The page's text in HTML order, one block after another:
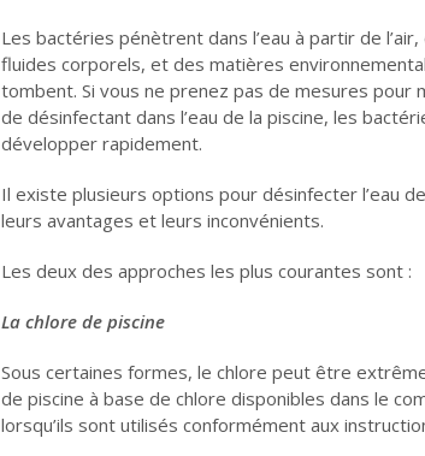
Les bactéries pénètrent dans l’eau à partir de
fluides corporels, et des matières
tombent. Si vous ne prenez pas de mesures pour
de désinfectant dans l’eau de la piscine, les
développer rapidement.
Il existe plusieurs options pour désinfecter l’eau
leurs avantages et leurs inconvénients.
Les deux des approches les plus courantes sont :
La chlore de piscine
Sous certaines formes, le chlore peut être
de piscine à base de chlore disponibles dans le
lorsqu’ils sont utilisés conformément aux